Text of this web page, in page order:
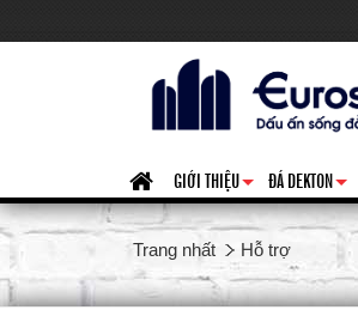
+
GIỚI THIỆU
+
ĐÁ DEKTON
Trang nhất Hỗ trợ